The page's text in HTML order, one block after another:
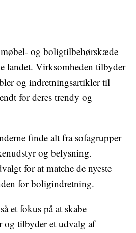
og boligtilbehørskæde
landet. Virksomheden tilbyder
og indretningsartikler til
for deres trendy og
finde alt fra sofagrupper
og belysning.
for at matche de nyeste
for boligindretning.
et fokus på at skabe
og tilbyder et udvalg af